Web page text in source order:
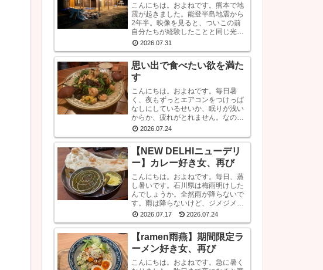
こんにちは。およねです。熊本で地
震が起きました。能登半島地震から
2年半。映像を見ると、ついこの前
自分たちが経験したことと同じ光景
が見られ、心が痛くなります。こう
いう時はできるだけ情報から離れた
ほうがいいと言いますが・・・気に
なります。気にな...
2026.07.31
思い出で食べたい欲を満た
す
こんにちは。およねです。毎日暑
く、夜もずっとエアコンをつけっぱ
なしにしているせいか、眠りが浅い
からか、疲れがとれません。なの
で、朝の目覚めも悪いです。良くな
いです。じゃあ、何か対策をしてい
るかと言われれば、何もしていませ
ん。いや、ストレッチ...
2026.07.24
【NEW DELHIニューデリ
ー】カレー好き女、再び
こんにちは。およねです。毎日、蒸
し暑いです。石川県は梅雨明けした
んでしょうか。全然雨が降らないで
す。雨は降らないけど、ジメジメし
ている。。。お肌は潤うはずなの
に、なぜか乾燥しています。しか
も、おでこと片方のこめかみだけ。
年齢？ストレス？？結...
2026.07.17 2026.07.24
【ramen雨燕】期間限定ラ
ーメン好き女、再び
こんにちは。およねです。急に暑く